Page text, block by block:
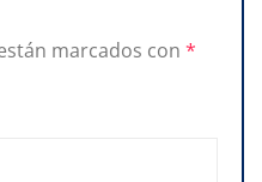
marcados con *